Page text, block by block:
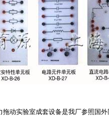
实验室成套设备是我厂参照国外